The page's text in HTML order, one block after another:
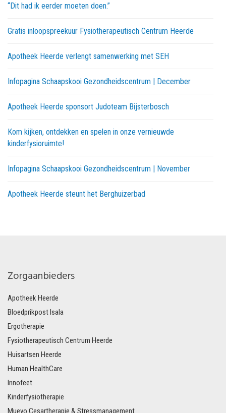
“Dit had ik eerder moeten doen.”
Gratis inloopspreekuur Fysiotherapeutisch Centrum Heerde
Apotheek Heerde verlengt samenwerking met SEH
Infopagina Schaapskooi Gezondheidscentrum | December
Apotheek Heerde sponsort Judoteam Bijsterbosch
Kom kijken, ontdekken en spelen in onze vernieuwde
kinderfysioruimte!
Infopagina Schaapskooi Gezondheidscentrum | November
Apotheek Heerde steunt het Berghuizerbad
Zorgaanbieders
Apotheek Heerde
Bloedprikpost Isala
Ergotherapie
Fysiotherapeutisch Centrum Heerde
Huisartsen Heerde
Human HealthCare
Innofeet
Kinderfysiotherapie
Muevo Cesartherapie & Stressmanagement